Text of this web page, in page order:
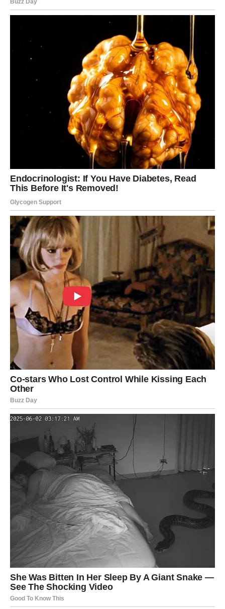
Ljubavni život donosi spontane trenutke koji će vas
podsjetiti koliko je važno živjeti u sadašnjem trenutku.
Jarac
Jarčevima zvijezde poručuju da će se sav trud koji su
ulagali konačno isplatiti. Finansijska situacija postaje
bolja, a moguća je i nagrada za odgovoran odnos prema
poslu.
Na emotivnom planu partner će pokazati koliko mu
značite. Slobodni Jarčevi mogli bi upoznati osobu sa
kojom će vrlo brzo izgraditi povjerenje.
Vodolija
Vodolijama dolazi period u kojem će njihove ideje dobiti
priliku da zablistaju. Nemojte se plašiti pokazati ono što
znate jer upravo sada imate podršku zvijezda za nove
početke.
Ljubavni život postaje zanimljiviji, a moguće je
poznanstvo sa osobom koja dijeli vaše poglede na život i
budućnost.
Ribe
Ribe konačno osjećaju da se život kreće u pravom
smjeru. Vijest koju ćete uskoro dobiti mogla bi vam vratiti
osmijeh i dati dodatnu snagu da nastavite prema ciljevima
koje ste sebi postavili.
Na ljubavnom planu očekuju vas iskrene emocije i mnogo
toplih trenutaka. Slobodne Ribe imaju velike šanse za
susret koji će ostaviti snažan utisak.
Poruka zvijezda za sve znakove veoma je jasna –
prestanite čekati savršen trenutak, jer on više nije negdje
u budućnosti. On je stigao upravo sada. Pred mnogima su
dani u kojima će se otvoriti prilike koje mogu promijeniti
tok života, ali samo ako budu spremni da ih prihvate.
Svemir ne šalje važne znakove bez razloga. Nekome će
donijeti novu ljubav, nekome poslovni uspjeh, a nekome